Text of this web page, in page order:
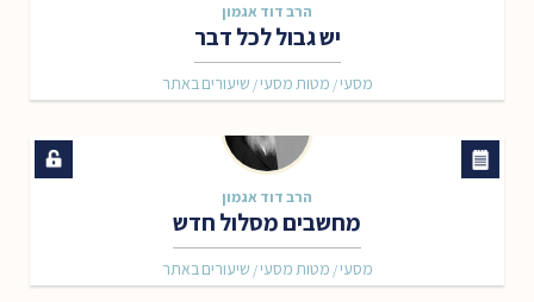
הרב דוד אגמון
יש גבול לכל דבר
שיעורים באתר /מטות מסעי /מסעי
הרב דוד אגמון
מחשבים מסלול חדש
שיעורים באתר /מטות מסעי /מסעי